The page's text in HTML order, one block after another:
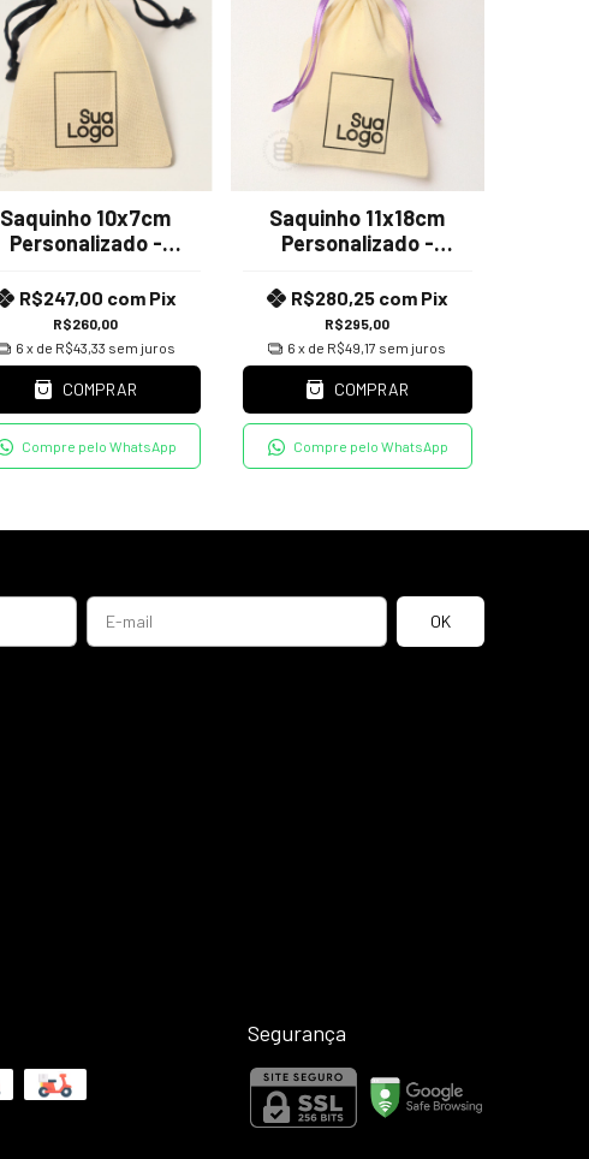
Saquinho 10x7cm
Personalizado -
R$260,00
R$247,00 com Pix
6 x de R$43,33 sem juros
COMPRAR
Compre pelo WhatsApp
Saquinho 11x18cm
Personalizado -
R$295,00
R$280,25 com Pix
6 x de R$49,17 sem juros
COMPRAR
Compre pelo WhatsApp
Segurança